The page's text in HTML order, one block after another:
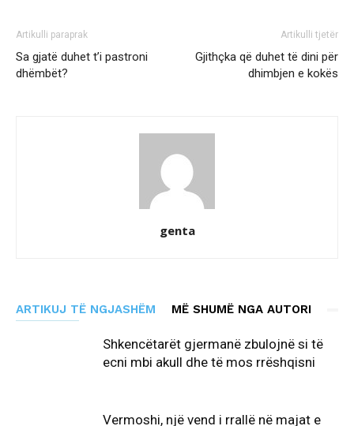
Artikulli paraprak
Sa gjatë duhet t’i pastroni
dhëmbët?
Artikulli tjetër
Gjithçka që duhet të dini për
dhimbjen e kokës
genta
ARTIKUJ TË NGJASHËM MË SHUMË NGA AUTORI
Shkencëtarët gjermanë zbulojnë si të
ecni mbi akull dhe të mos rrëshqisni
Vermoshi, një vend i rrallë në majat e